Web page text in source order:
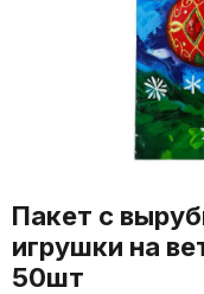
Пакет с
игрушки на
50шт